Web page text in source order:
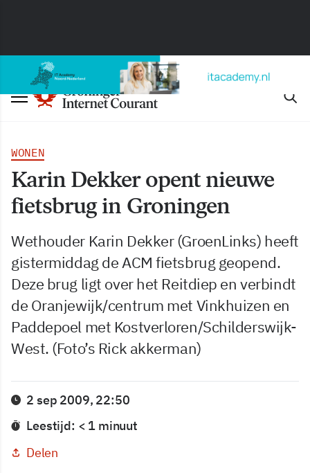
WONEN
Karin Dekker opent nieuwe
fietsbrug in Groningen
Wethouder Karin Dekker (GroenLinks) heeft
gistermiddag de ACM fietsbrug geopend.
Deze brug ligt over het Reitdiep en verbindt
de Oranjewijk/centrum met Vinkhuizen en
Paddepoel met Kostverloren/Schilderswijk-
West. (Foto’s Rick akkerman)
2 sep 2009, 22:50
Leestijd: < 1 minuut
Delen